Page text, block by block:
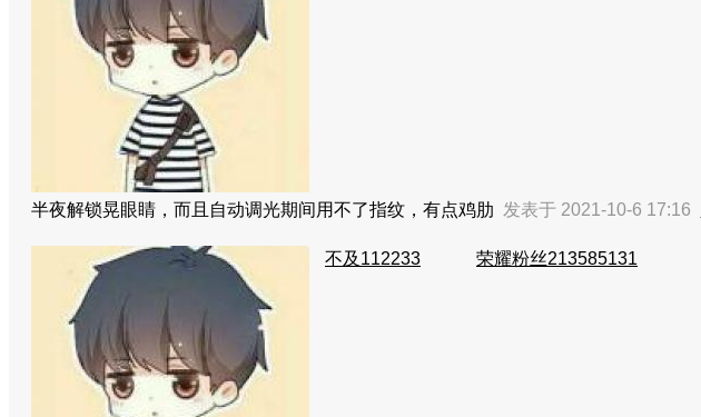
半夜解锁晃眼睛，而且自动调光期间用不了指纹，有点鸡肋 发表于 2021-10-6 17:16
不及112233 荣耀粉丝213585131